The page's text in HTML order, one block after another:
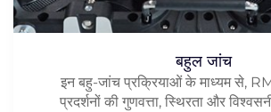
बहुल जांच
इन बहु-जांच प्रक्रियाओं के माध्यम से,
प्रदर्शनों की गुणवत्ता, स्थिरता और